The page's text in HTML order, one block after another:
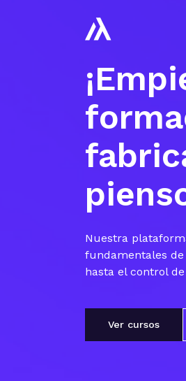
Nuestra
fundamentales
hasta el control
Ver cursos